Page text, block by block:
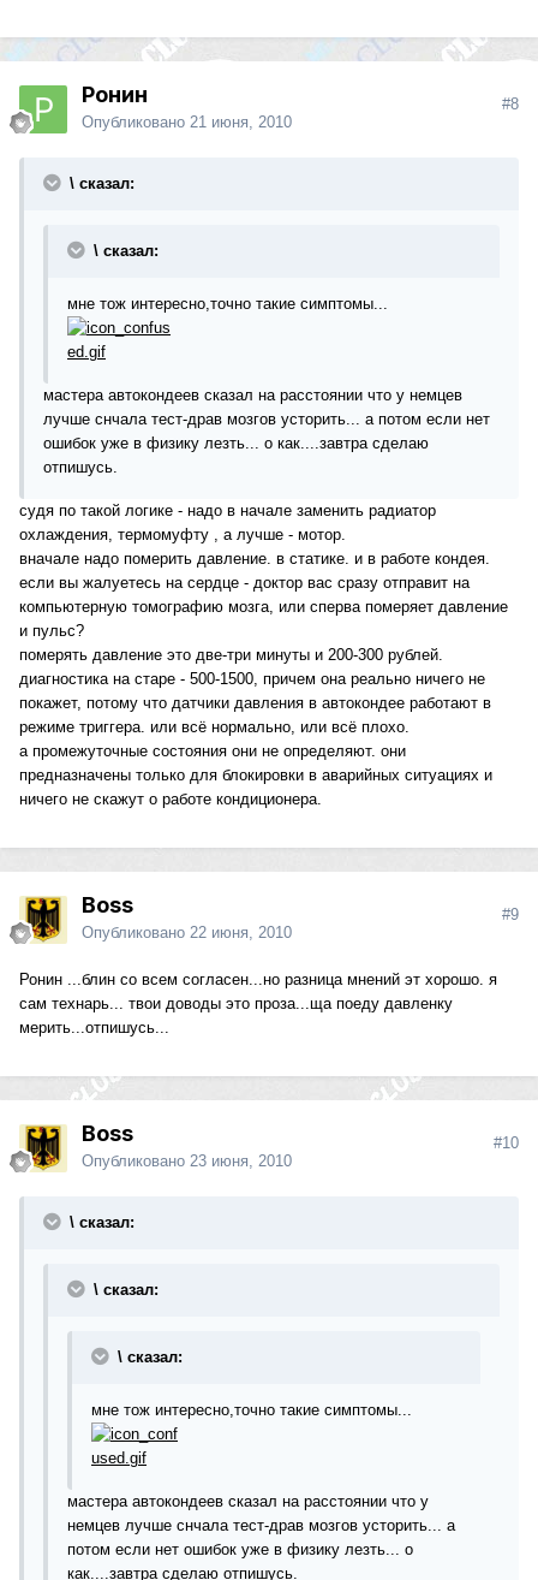
Ронин
Опубликовано 21 июня, 2010
#8
\ сказал:
\ сказал:
мне тож интересно,точно такие симптомы...
мастера автокондеев сказал на расстоянии что у немцев
лучше снчала тест-драв мозгов усторить... а потом если нет
ошибок уже в физику лезть... о как....завтра сделаю
отпишусь.
судя по такой логике - надо в начале заменить радиатор
охлаждения, термомуфту , а лучше - мотор.
вначале надо померить давление. в статике. и в работе кондея.
если вы жалуетесь на сердце - доктор вас сразу отправит на
компьютерную томографию мозга, или сперва померяет давление
и пульс?
померять давление это две-три минуты и 200-300 рублей.
диагностика на старе - 500-1500, причем она реально ничего не
покажет, потому что датчики давления в автокондее работают в
режиме триггера. или всё нормально, или всё плохо.
а промежуточные состояния они не определяют. они
предназначены только для блокировки в аварийных ситуациях и
ничего не скажут о работе кондиционера.
Boss
Опубликовано 22 июня, 2010
#9
Ронин ...блин со всем согласен...но разница мнений эт хорошо. я
сам технарь... твои доводы это проза...ща поеду давленку
мерить...отпишусь...
Boss
Опубликовано 23 июня, 2010
#10
\ сказал:
\ сказал:
\ сказал:
мне тож интересно,точно такие симптомы...
мастера автокондеев сказал на расстоянии что у
немцев лучше снчала тест-драв мозгов усторить... а
потом если нет ошибок уже в физику лезть... о
как....завтра сделаю отпишусь.